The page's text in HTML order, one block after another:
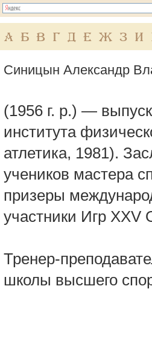
А Б В Г Д Е Ж З И
Синицын Александр
(1956 г. р.) —
института
атлетика, 1981).
учеников мастера
призеры
участники Игр
Тренер-
школы высшего